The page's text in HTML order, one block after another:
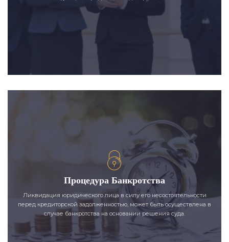
Процедура Банкротства
Ликвидация юридического лица в силу его несостоятельности
перед кредиторской задолженностью, может быть осуществлена в
случае банкротства на основании решения суда.